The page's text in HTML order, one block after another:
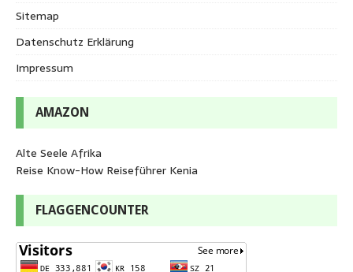
Sitemap
Datenschutz Erklärung
Impressum
AMAZON
Alte Seele Afrika
Reise Know-How Reiseführer Kenia
FLAGGENCOUNTER